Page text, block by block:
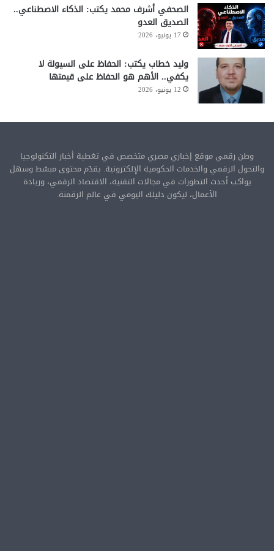
الصحفي أشرف محمد يكتب: الذكاء الاصطناعي..
الصديق العدو
17 يونيو، 2026
وليد خطاب يكتب: الحفاظ على السيولة لا
يكفي.. الأهم هو الحفاظ على قيمتها
12 يونيو، 2026
وطن رقمي موقع إخباري مصري متخصص في تغطية أخبار التكنولوجيا
والتحول الرقمي والخدمات الحكومية الإلكترونية. يقدّم محتوى مبسّط وسهل
يواكب أحدث التطورات في مجالات التقنية، الاقتصاد الرقمي، وريادة
الأعمال، ليكون دليلك اليومي في عالم الرقمنة.